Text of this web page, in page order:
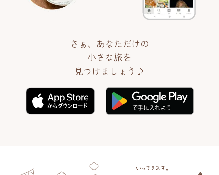
さぁ、あなただけの
小さな旅を
見つけましょう♪